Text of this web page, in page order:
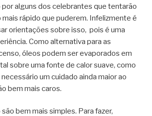
alguns dos celebrantes que tentarão
rápido que puderem. Infelizmente é
orientações sobre isso, pois é uma
Como alternativa para as
óleos podem ser evaporados em
sobre uma fonte de calor suave, como
um cuidado ainda maior ao
bem mais caros.
bem mais simples. Para fazer,